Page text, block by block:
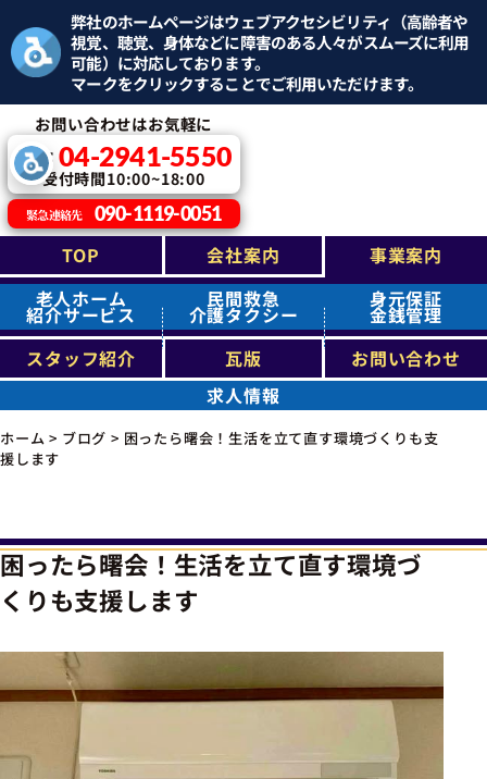
弊社のホームページはウェブアクセシビリティ（高齢者や
視覚、聴覚、身体などに障害のある人々がスムーズに利用
可能）に対応しております。
マークをクリックすることでご利用いただけます。
お問い合わせはお気軽に
TEL：04-2941-5550
受付時間10:00~18:00
緊急連絡先 090-1119-0051
TOP 会社案内
事業案内
老人ホーム
紹介サービス
民間救急
介護タクシー
身元保証
金銭管理
スタッフ紹介
瓦版
お問い合わせ
求人情報
ホーム > ブログ > 困ったら曙会！生活を立て直す環境づくりも支
援します
困ったら曙会！生活を立て直す環境づ
くりも支援します